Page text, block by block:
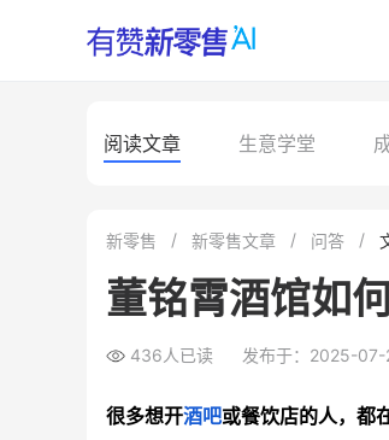
阅读文章 生意学堂
新零售 新零售文章 问答
董铭霄酒馆如
436人已读 发布于：2025-
很多想开酒吧或餐饮店的人，都